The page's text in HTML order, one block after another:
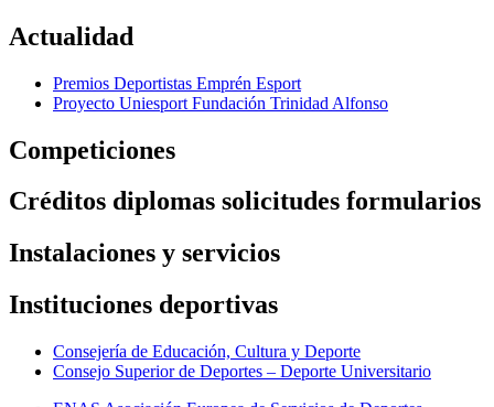
Actualidad
Premios Deportistas Emprén Esport
Proyecto Uniesport Fundación Trinidad Alfonso
Competiciones
Créditos diplomas solicitudes formularios
Instalaciones y servicios
Instituciones deportivas
Consejería de Educación, Cultura y Deporte
Consejo Superior de Deportes – Deporte Universitario